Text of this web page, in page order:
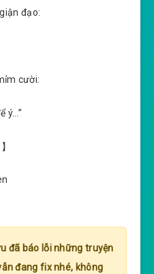
đạo:
cười:
ý…”
đã báo lỗi những truyện
đang fix nhé, không